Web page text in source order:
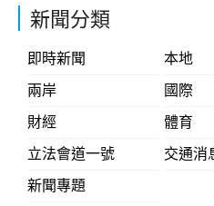
新聞分類
即時新聞
本地
兩岸
國際
財經
體育
立法會道一號
交通消
新聞專題